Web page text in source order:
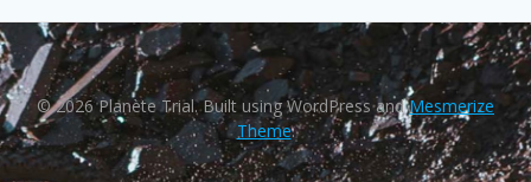
© 2026 Planète Trial. Built using WordPress andMesmerize
Theme.